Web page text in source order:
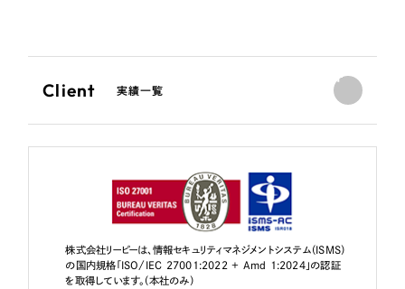
Client 実績一覧
株式会社リーピーは、情報セキュリティマネジメントシステム（ISMS）
の国内規格「ISO/IEC 27001:2022 + Amd 1:2024」の認証
を取得しています。（本社のみ）